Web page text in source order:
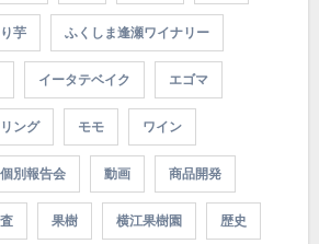
芋 ふくしま逢瀬ワイナリー
イータテベイク エゴマ
ング モモ ワイン
個別報告会 動画 商品開発
果樹 横江果樹園 歴史